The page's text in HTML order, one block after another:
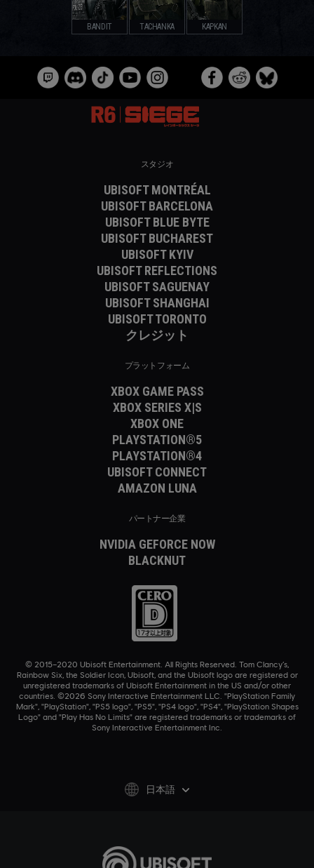
BANDIT TACHANKA KAPKAN
スタジオ
UBISOFT MONTRÉAL
UBISOFT BARCELONA
UBISOFT BLUE BYTE
UBISOFT BUCHAREST
UBISOFT KYIV
UBISOFT REFLECTIONS
UBISOFT SAGUENAY
UBISOFT SHANGHAI
UBISOFT TORONTO
クレジット
プラットフォーム
XBOX GAME PASS
XBOX SERIES X|S
XBOX ONE
PLAYSTATION®5
PLAYSTATION®4
UBISOFT CONNECT
AMAZON LUNA
パートナー企業
NVIDIA GEFORCE NOW
BLACKNUT
© 2015–2020 Ubisoft Entertainment. All Rights Reserved. Tom Clancy’s,
Rainbow Six, the Soldier Icon, Ubisoft, and the Ubisoft logo are registered or
unregistered trademarks of Ubisoft Entertainment in the US and/or other
countries. ©2026 Sony Interactive Entertainment LLC. "PlayStation Family
Mark", "PlayStation", "PS5 logo", "PS5", "PS4 logo", "PS4", "PlayStation Shapes
Logo" and "Play Has No Limits" are registered trademarks or trademarks of
Sony Interactive Entertainment Inc.
日本語